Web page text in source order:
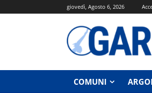
giovedì, Agosto 6, 2026
COMUNI